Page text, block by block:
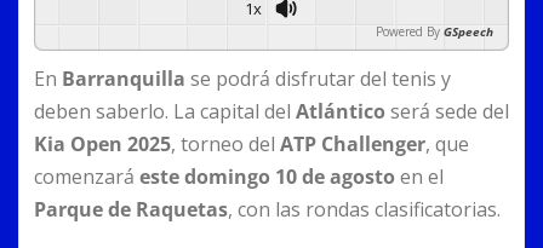
1x
Powered By GSpeech
En Barranquilla se podrá disfrutar del tenis y
deben saberlo. La capital del Atlántico será sede del
Kia Open 2025, torneo del ATP Challenger, que
comenzará este domingo 10 de agosto en el
Parque de Raquetas, con las rondas clasificatorias.